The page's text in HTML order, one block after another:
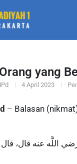
yang
4 April 2023
– Balasan
اللَّه عنه قال،